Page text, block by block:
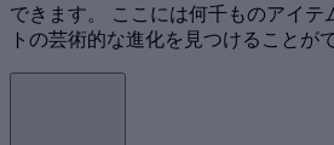
できます。 ここには何千ものアイテ
トの芸術的な進化を見つけることが